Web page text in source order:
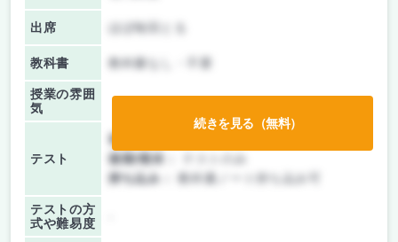
出席 ほぼ毎回とる
教科書 教科書なし・不要
授業の雰囲
気
テスト
前期/中間：
後期/期末：
持ち込み：
教科書ノート持ち込み可
テストの方
式や難易度
続きを見る（無料）